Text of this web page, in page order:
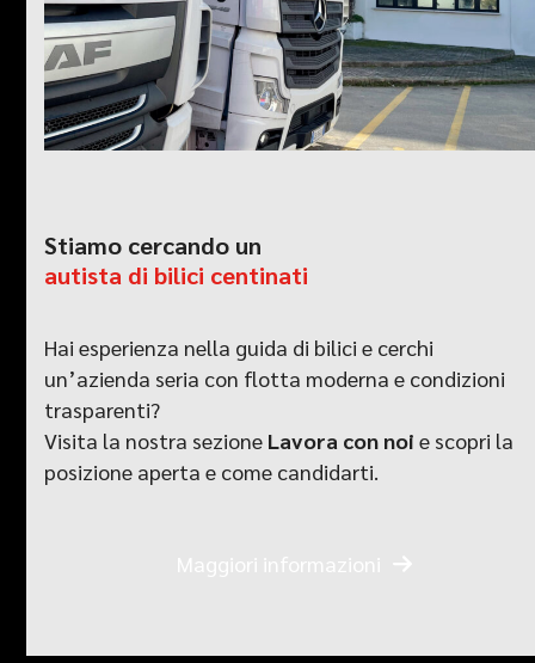
Stiamo cercando un
autista di bilici centinati
Hai esperienza nella guida di bilici e cerchi
un’azienda seria con flotta moderna e condizioni
trasparenti?
Visita la nostra sezione Lavora con noi e scopri la
posizione aperta e come candidarti.